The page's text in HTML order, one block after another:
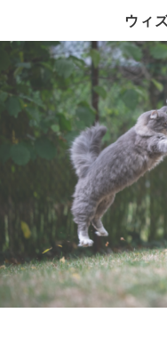
ウィ